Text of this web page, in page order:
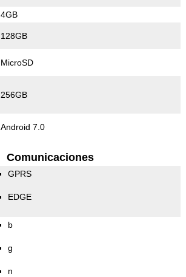
4GB
128GB
MicroSD
256GB
Android 7.0
Comunicaciones
GPRS
EDGE
b
g
n